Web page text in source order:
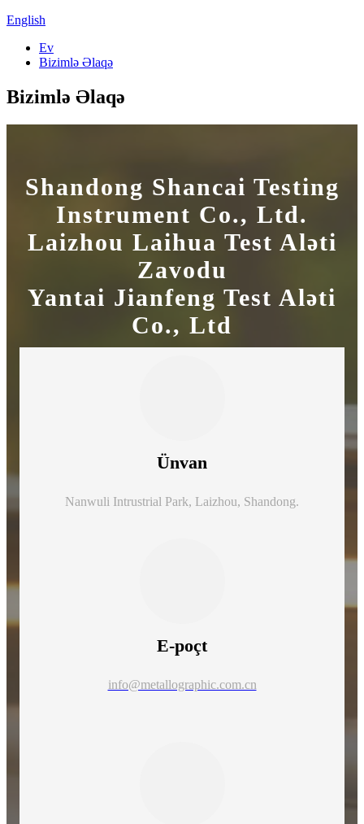
English
Ev
Bizimlə Əlaqə
Bizimlə Əlaqə
Shandong Shancai Testing
Instrument Co., Ltd.
Laizhou Laihua Test Aləti
Zavodu
Yantai Jianfeng Test Aləti
Co., Ltd
Ünvan
Nanwuli Intrustrial Park, Laizhou, Shandong.
E-poçt
info@metallographic.com.cn